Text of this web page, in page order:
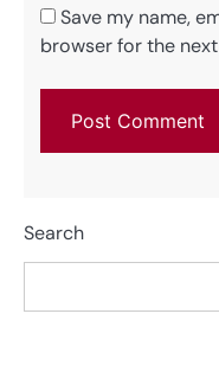
Save my name,
browser for the
Search